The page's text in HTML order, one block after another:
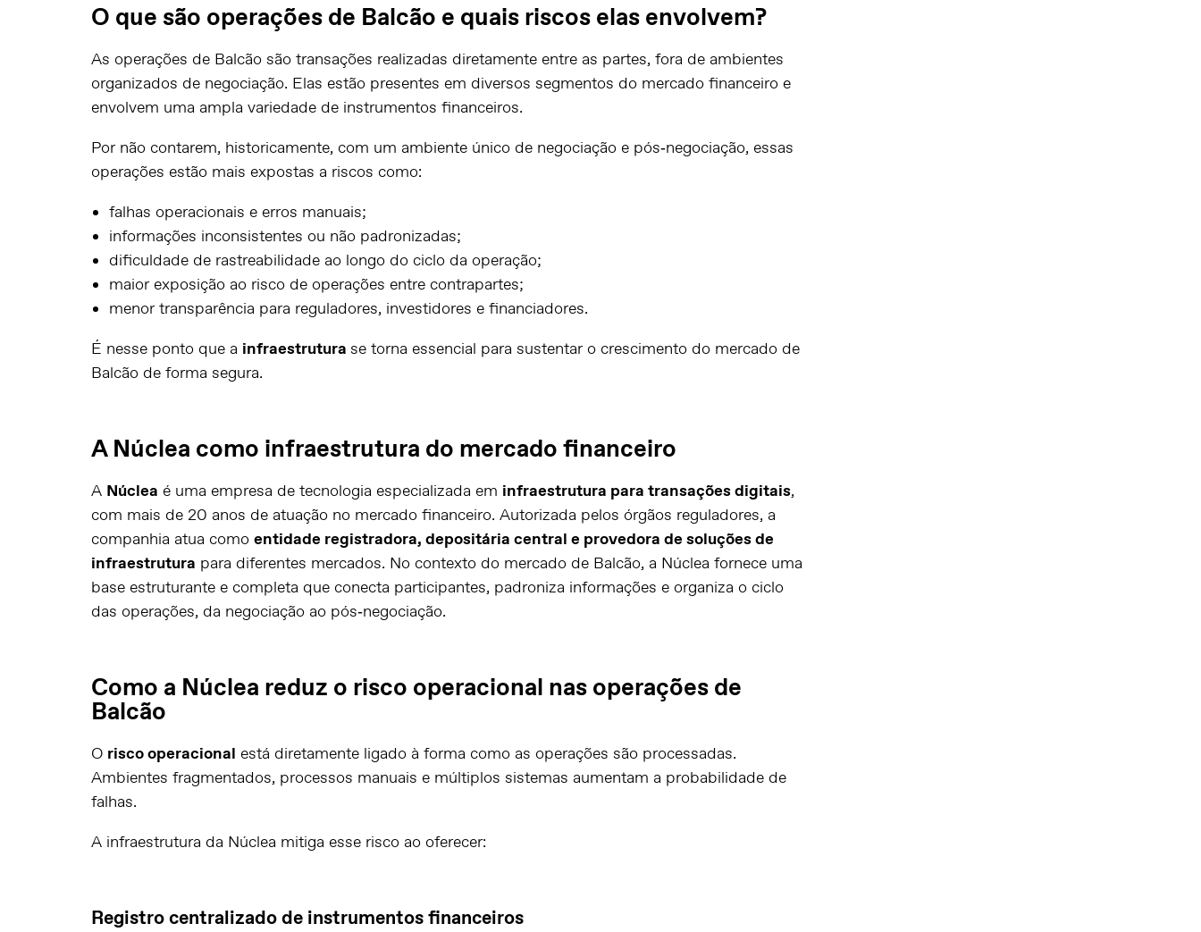
O que são operações de Balcão e quais riscos elas envolvem?
As operações de Balcão são transações realizadas diretamente entre as partes, fora de ambientes
organizados de negociação. Elas estão presentes em diversos segmentos do mercado financeiro e
envolvem uma ampla variedade de instrumentos financeiros.
Por não contarem, historicamente, com um ambiente único de negociação e pós‑negociação, essas
operações estão mais expostas a riscos como:
falhas operacionais e erros manuais;
informações inconsistentes ou não padronizadas;
dificuldade de rastreabilidade ao longo do ciclo da operação;
maior exposição ao risco de operações entre contrapartes;
menor transparência para reguladores, investidores e financiadores.
É nesse ponto que a infraestrutura se torna essencial para sustentar o crescimento do mercado de
Balcão de forma segura.
A Núclea como infraestrutura do mercado financeiro
A Núclea é uma empresa de tecnologia especializada em infraestrutura para transações digitais,
com mais de 20 anos de atuação no mercado financeiro. Autorizada pelos órgãos reguladores, a
companhia atua como entidade registradora, depositária central e provedora de soluções de
infraestrutura para diferentes mercados. No contexto do mercado de Balcão, a Núclea fornece uma
base estruturante e completa que conecta participantes, padroniza informações e organiza o ciclo
das operações, da negociação ao pós‑negociação.
Como a Núclea reduz o risco operacional nas operações de
Balcão
O risco operacional está diretamente ligado à forma como as operações são processadas.
Ambientes fragmentados, processos manuais e múltiplos sistemas aumentam a probabilidade de
falhas.
A infraestrutura da Núclea mitiga esse risco ao oferecer:
Registro centralizado de instrumentos financeiros